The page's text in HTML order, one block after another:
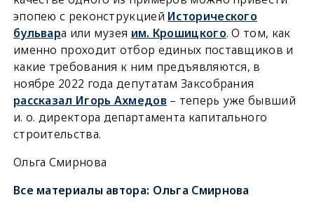
эпопею с реконструкцией Исторического
бульвара или музея им. Крошицкого. О том, как
именно проходит отбор единых поставщиков и
какие требования к ним предъявляются, в
ноябре 2022 года депутатам Заксобрания
рассказал Игорь Ахмедов – теперь уже бывший
и. о. директора департамента капитального
строительства.
Ольга Смирнова
Все материалы автора: Ольга Смирнова